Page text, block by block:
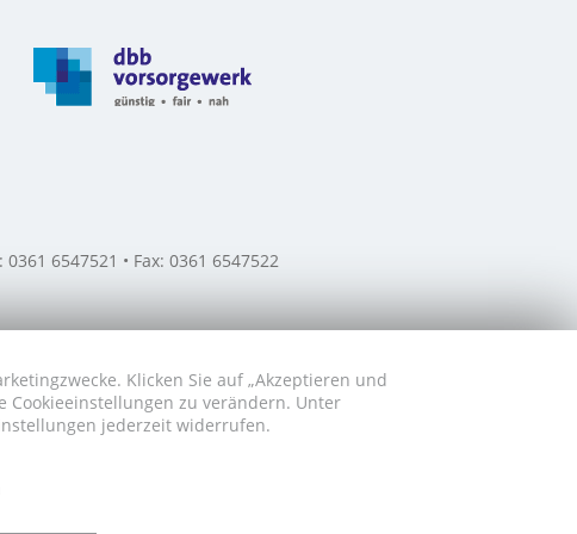
6547521 • Fax: 0361 6547522
Klicken Sie auf „Akzeptieren und
Cookieeinstellungen zu verändern. Unter
jederzeit widerrufen.